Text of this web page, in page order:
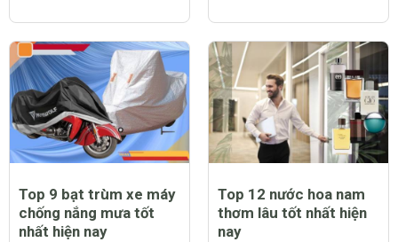
Top 9 bạt trùm xe máy
chống nắng mưa tốt
nhất hiện nay
Top 12 nước hoa nam
thơm lâu tốt nhất hiện
nay